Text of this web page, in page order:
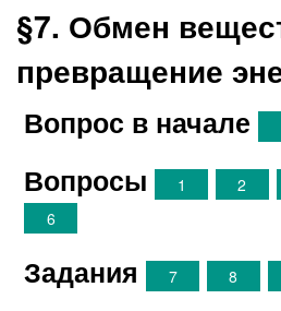
§7. Обмен
превращение
Вопрос в начале
Вопросы 1 2
6
Задания 7 8